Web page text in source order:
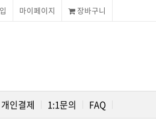
장바구니
마이페이지
FAQ
1:1문의
개인결제